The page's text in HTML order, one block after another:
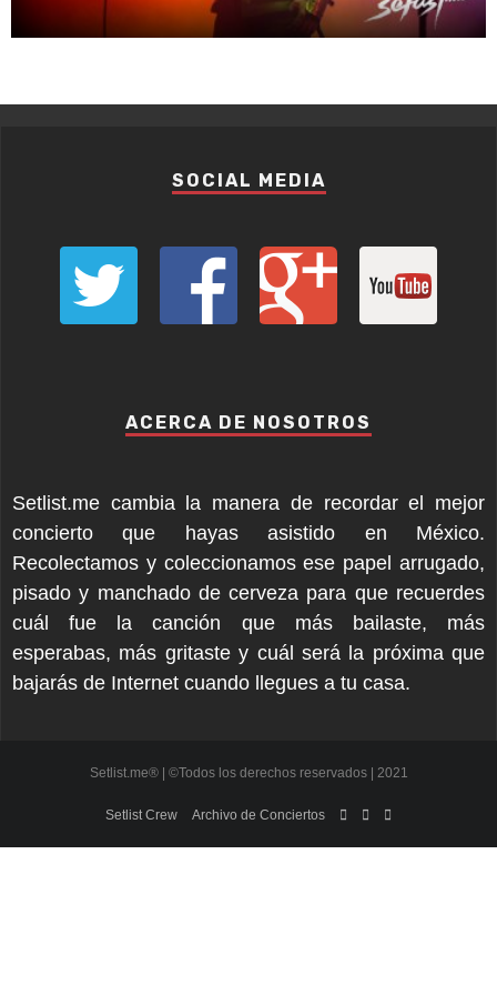
SOCIAL MEDIA
ACERCA DE NOSOTROS
Setlist.me cambia la manera de recordar el mejor
concierto que hayas asistido en México.
Recolectamos y coleccionamos ese papel arrugado,
pisado y manchado de cerveza para que recuerdes
cuál fue la canción que más bailaste, más
esperabas, más gritaste y cuál será la próxima que
bajarás de Internet cuando llegues a tu casa.
Setlist.me® | ©Todos los derechos reservados | 2021
Setlist Crew Archivo de Conciertos